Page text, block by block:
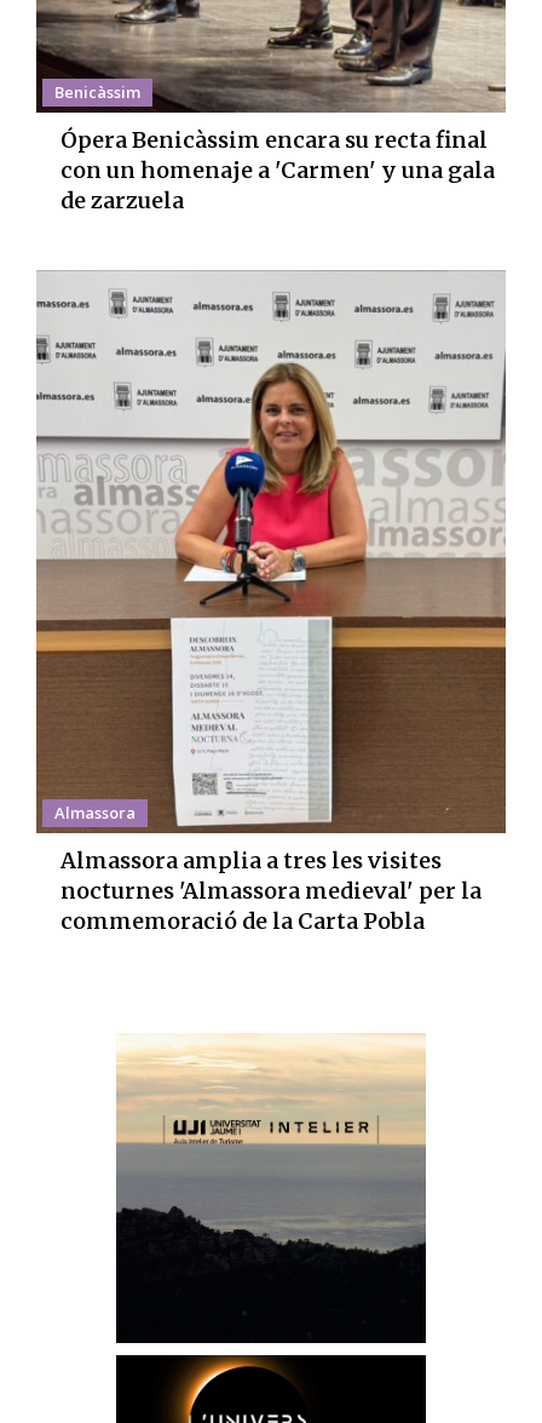
Benicàssim
Ópera Benicàssim encara su recta final
con un homenaje a 'Carmen' y una gala
de zarzuela
Almassora
Almassora amplia a tres les visites
nocturnes 'Almassora medieval' per la
commemoració de la Carta Pobla